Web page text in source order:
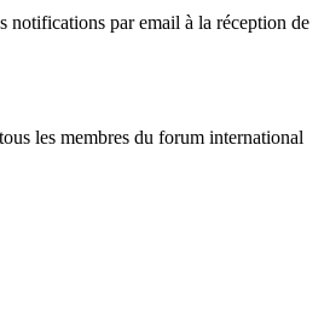
notifications par email à la réception de
les membres du forum international